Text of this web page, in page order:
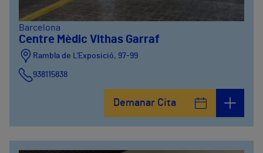
Barcelona
Centre Mèdic Vithas Garraf
Rambla de L'Exposició, 97-99
938115838
Demanar Cita